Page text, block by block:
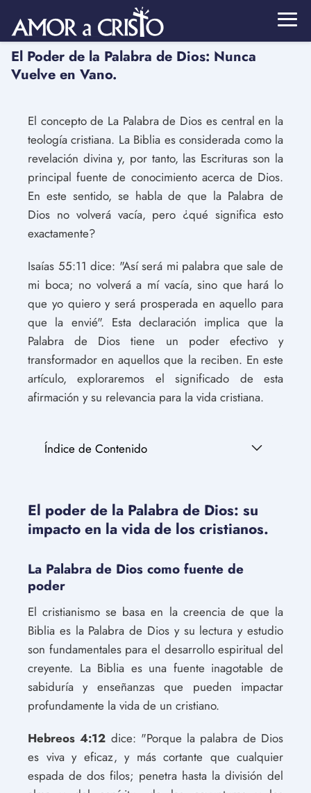
El Poder de la Palabra de Dios: Nunca
Vuelve en Vano.
El concepto de La Palabra de Dios es central en la
teología cristiana. La Biblia es considerada como la
revelación divina y, por tanto, las Escrituras son la
principal fuente de conocimiento acerca de Dios.
En este sentido, se habla de que la Palabra de
Dios no volverá vacía, pero ¿qué significa esto
exactamente?
Isaías 55:11 dice: "Así será mi palabra que sale de
mi boca; no volverá a mí vacía, sino que hará lo
que yo quiero y será prosperada en aquello para
que la envié". Esta declaración implica que la
Palabra de Dios tiene un poder efectivo y
transformador en aquellos que la reciben. En este
artículo, exploraremos el significado de esta
afirmación y su relevancia para la vida cristiana.
Índice de Contenido
El poder de la Palabra de Dios: su
impacto en la vida de los cristianos.
La Palabra de Dios como fuente de
poder
El cristianismo se basa en la creencia de que la
Biblia es la Palabra de Dios y su lectura y estudio
son fundamentales para el desarrollo espiritual del
creyente. La Biblia es una fuente inagotable de
sabiduría y enseñanzas que pueden impactar
profundamente la vida de un cristiano.
Hebreos 4:12 dice: "Porque la palabra de Dios
es viva y eficaz, y más cortante que cualquier
espada de dos filos; penetra hasta la división del